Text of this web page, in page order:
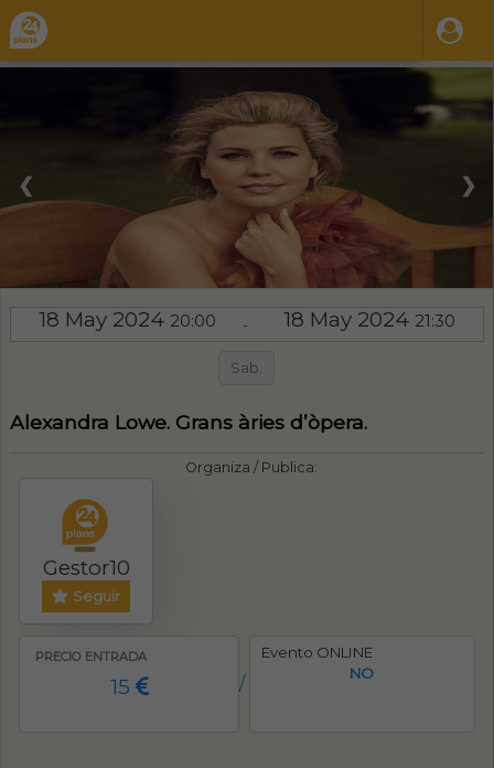
❮ ❯
18 May 2024 20:00 - 18 May 2024 21:30
Sab.
Alexandra Lowe. Grans àries d’òpera.
Organiza / Publica:
Gestor10
Seguir
PRECIO ENTRADA
15 /
Evento ONLINE
NO